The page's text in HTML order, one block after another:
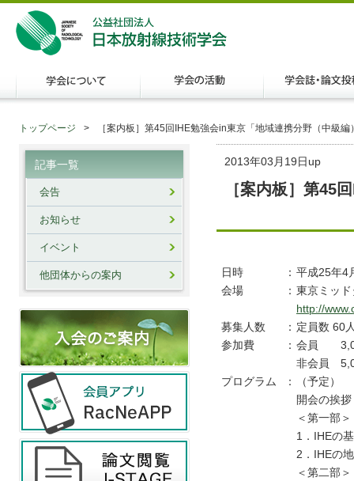
トップページ ［案内板］第45回IHE勉強会in東京「地域連携分野（中級編
2013年03月19日up
［案内板］第45
日時 ： 平成25年4
会場
： 東京ミッ
http://
募集人数
： 定員数 60
参加費
： 会員
非会員
プログラム
：
（予定）
開会の挨拶
＜第一部
1．IHEの
2．IHEの
＜第二部
記事一覧
会告
お知らせ
イベント
他団体からの案内